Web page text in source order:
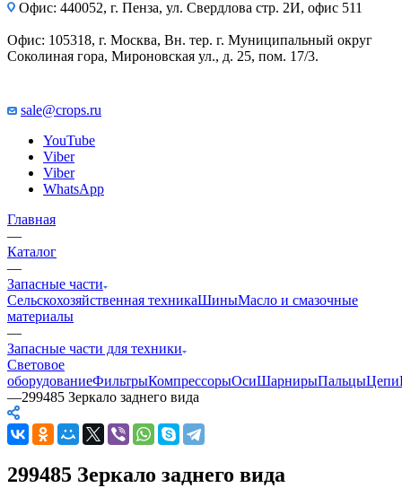
Офис: 440052, г. Пенза, ул. Свердлова стр. 2И, офис 511
Офис: 105318, г. Москва, Вн. тер. г. Муниципальный округ
Соколиная гора, Мироновская ул., д. 25, пом. 17/3.
sale@crops.ru
YouTube
Viber
Viber
WhatsApp
Главная
—
Каталог
—
Запасные части
Сельскохозяйственная техникаШиныМасло и смазочные
материалы
—
Запасные части для техники
Световое
оборудованиеФильтрыКомпрессорыОсиШарнирыПальцыЦепи
—299485 Зеркало заднего вида
299485 Зеркало заднего вида